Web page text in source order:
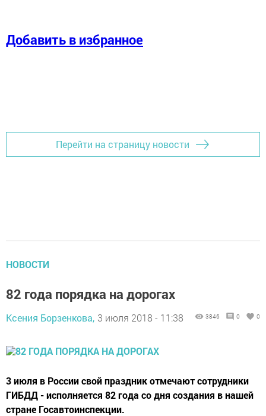
Добавить в избранное
Перейти на страницу новости
НОВОСТИ
82 года порядка на дорогах
Ксения Борзенкова, 3 июля 2018 - 11:38 3846 0 0
3 июля в России свой праздник отмечают сотрудники
ГИБДД - исполняется 82 года со дня создания в нашей
стране Госавтоинспекции.